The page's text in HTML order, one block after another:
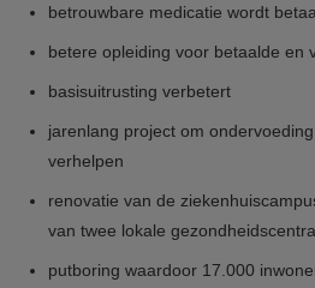
betrouwbare medicatie wordt
betere opleiding voor betaalde en
basisuitrusting verbetert
jarenlang project om
verhelpen
renovatie van de
van twee lokale
putboring waardoor 17.000